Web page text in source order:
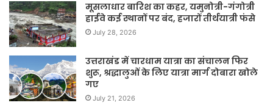
मूसलाधार बारिश का कहर, यमुनोत्री-गंगोत्री
हाईवे कई स्थानों पर बंद, हजारों तीर्थयात्री फंसे
July 28, 2026
उत्तराखंड में चारधाम यात्रा का संचालन फिर
शुरू, श्रद्धालुओं के लिए यात्रा मार्ग दोबारा खोले
गए
July 21, 2026